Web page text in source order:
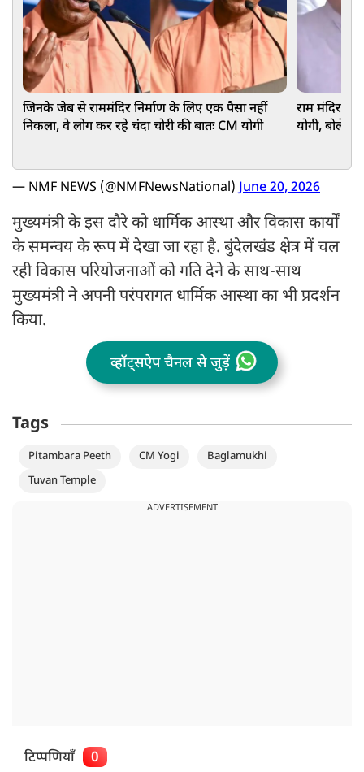
जिनके जेब से राममंदिर निर्माण के लिए एक पैसा नहीं
निकला, वे लोग कर रहे चंदा चोरी की बातः CM योगी
राम मंदिर
योगी, बोले-
— NMF NEWS (@NMFNewsNational)June 20, 2026
मुख्यमंत्री के इस दौरे को धार्मिक आस्था और विकास कार्यों
के समन्वय के रूप में देखा जा रहा है. बुंदेलखंड क्षेत्र में चल
रही विकास परियोजनाओं को गति देने के साथ-साथ
मुख्यमंत्री ने अपनी परंपरागत धार्मिक आस्था का भी प्रदर्शन
किया.
व्हॉट्सऐप चैनल से जुड़ें
Tags
Pitambara Peeth CM Yogi
Baglamukhi
Tuvan Temple
ADVERTISEMENT
टिप्पणियाँ 0